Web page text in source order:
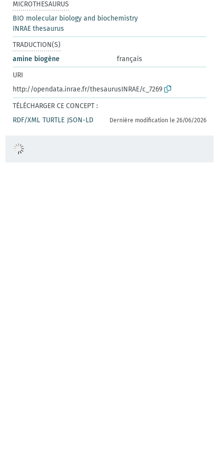
MICROTHESAURUS
BIO molecular biology and biochemistry
INRAE thesaurus
TRADUCTION(S)
amine biogène
français
URI
http://opendata.inrae.fr/thesaurusINRAE/c_7269
TÉLÉCHARGER CE CONCEPT :
RDF/XML TURTLE JSON-LD Dernière modification le 26/06/2026